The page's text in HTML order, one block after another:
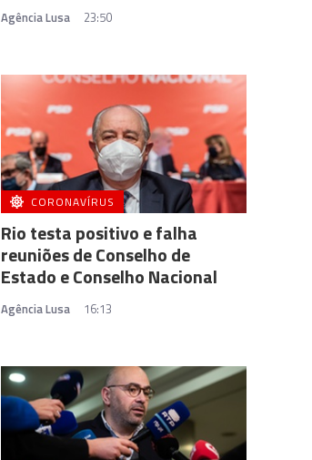
Agência Lusa 23:50
CORONAVÍRUS
Rio testa positivo e falha
reuniões de Conselho de
Estado e Conselho Nacional
Agência Lusa 16:13